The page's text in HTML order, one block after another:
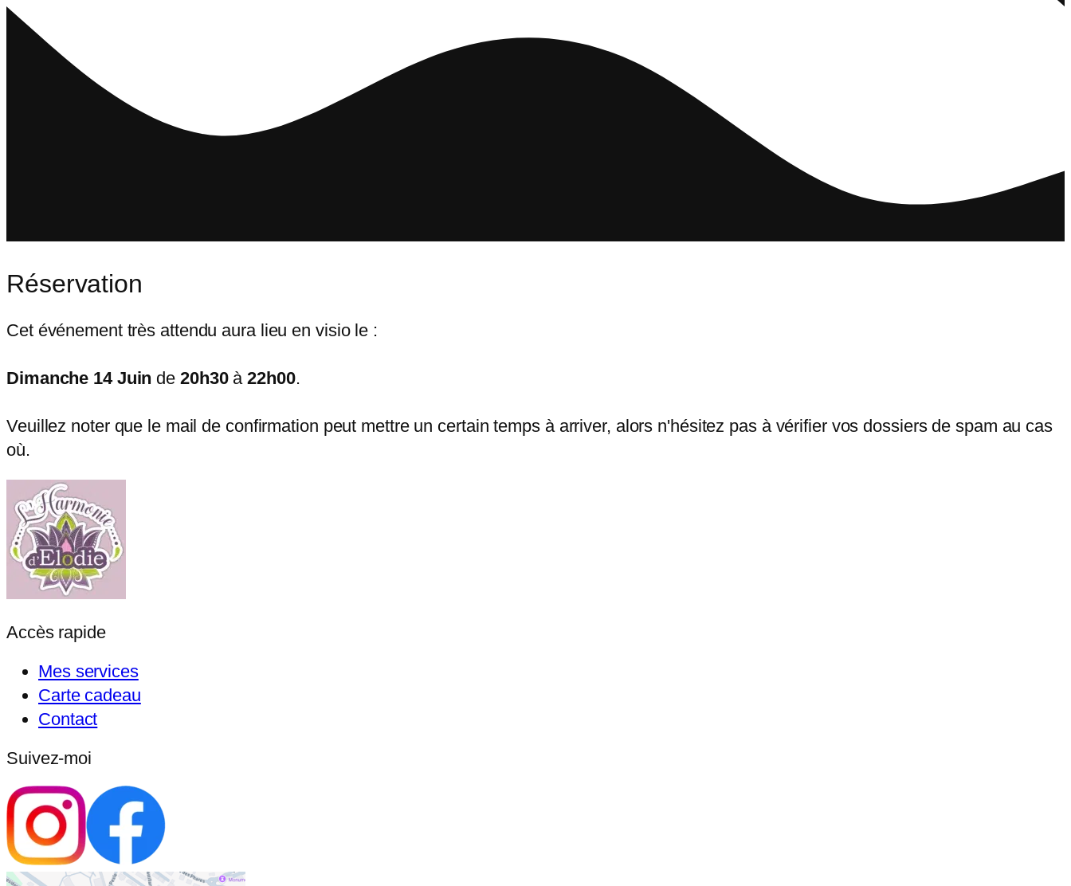
Réservation
Cet événement très attendu aura lieu en visio le :
Dimanche 14 Juin de20h30à22h00.
Veuillez noter que le mail de confirmation peut mettre un certain temps à arriver, alors n'hésitez pas à vérifier vos dossiers de spam au cas
où.
Accès rapide
Mes services
Carte cadeau
Contact
Suivez-moi